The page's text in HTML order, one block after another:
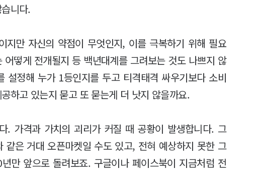
니다.
지만 자신의 약점이 무엇인지, 이를 극복하기 위해 필요
떻게 전개될지 등 백년대계를 그려보는 것도 나쁘지 않
설정해 누가 1등인지를 두고 티격태격 싸우기보다 소비
하고 있는지 묻고 또 묻는게 더 낫지 않을까요.
. 가격과 가치의 괴리가 커질 때 공황이 발생합니다. 그
같은 거대 오픈마켓일 수도 있고, 전혀 예상하지 못한 그
만 앞으로 돌려보죠. 구글이나 페이스북이 지금처럼 전